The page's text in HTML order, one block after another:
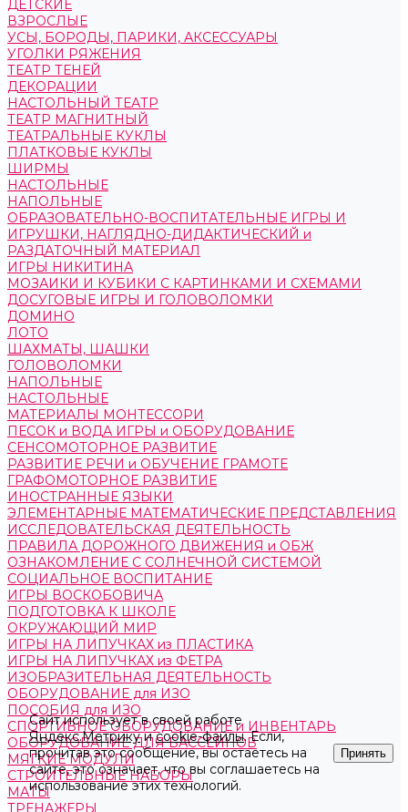
ДЕТСКИЕ
ВЗРОСЛЫЕ
УСЫ, БОРОДЫ, ПАРИКИ, АКСЕССУАРЫ
УГОЛКИ РЯЖЕНИЯ
ТЕАТР ТЕНЕЙ
ДЕКОРАЦИИ
НАСТОЛЬНЫЙ ТЕАТР
ТЕАТР МАГНИТНЫЙ
ТЕАТРАЛЬНЫЕ КУКЛЫ
ПЛАТКОВЫЕ КУКЛЫ
ШИРМЫ
НАСТОЛЬНЫЕ
НАПОЛЬНЫЕ
ОБРАЗОВАТЕЛЬНО-ВОСПИТАТЕЛЬНЫЕ ИГРЫ И
ИГРУШКИ, НАГЛЯДНО-ДИДАКТИЧЕСКИЙ и
РАЗДАТОЧНЫЙ МАТЕРИАЛ
ИГРЫ НИКИТИНА
МОЗАИКИ И КУБИКИ С КАРТИНКАМИ И СХЕМАМИ
ДОСУГОВЫЕ ИГРЫ И ГОЛОВОЛОМКИ
ДОМИНО
ЛОТО
ШАХМАТЫ, ШАШКИ
ГОЛОВОЛОМКИ
НАПОЛЬНЫЕ
НАСТОЛЬНЫЕ
МАТЕРИАЛЫ МОНТЕССОРИ
ПЕСОК и ВОДА ИГРЫ и ОБОРУДОВАНИЕ
СЕНСОМОТОРНОЕ РАЗВИТИЕ
РАЗВИТИЕ РЕЧИ и ОБУЧЕНИЕ ГРАМОТЕ
ГРАФОМОТОРНОЕ РАЗВИТИЕ
ИНОСТРАННЫЕ ЯЗЫКИ
ЭЛЕМЕНТАРНЫЕ МАТЕМАТИЧЕСКИЕ ПРЕДСТАВЛЕНИЯ
ИССЛЕДОВАТЕЛЬСКАЯ ДЕЯТЕЛЬНОСТЬ
ПРАВИЛА ДОРОЖНОГО ДВИЖЕНИЯ и ОБЖ
ОЗНАКОМЛЕНИЕ С СОЛНЕЧНОЙ СИСТЕМОЙ
СОЦИАЛЬНОЕ ВОСПИТАНИЕ
ИГРЫ ВОСКОБОВИЧА
ПОДГОТОВКА К ШКОЛЕ
ОКРУЖАЮЩИЙ МИР
ИГРЫ НА ЛИПУЧКАХ из ПЛАСТИКА
ИГРЫ НА ЛИПУЧКАХ из ФЕТРА
ИЗОБРАЗИТЕЛЬНАЯ ДЕЯТЕЛЬНОСТЬ
ОБОРУДОВАНИЕ для ИЗО
ПОСОБИЯ для ИЗО
СПОРТИВНОЕ ОБОРУДОВАНИЕ и ИНВЕНТАРЬ
ОБОРУДОВАНИЕ ДЛЯ БАССЕЙНОВ
МЯГКИЕ МОДУЛИ
СТРОИТЕЛЬНЫЕ НАБОРЫ
МАТЫ
ТРЕНАЖЕРЫ
Сайт использует в своей работе
Яндекс.Метрикуиcookie-файлы. Если,
прочитав это сообщение, вы остаетесь на
сайте, это означает, что вы соглашаетесь на
использование этих технологий.
Принять